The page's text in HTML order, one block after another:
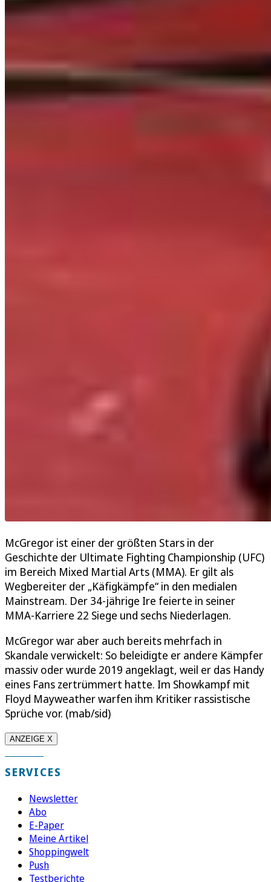
McGregor ist einer der größten Stars in der
Geschichte der Ultimate Fighting Championship (UFC)
im Bereich Mixed Martial Arts (MMA). Er gilt als
Wegbereiter der „Käfigkämpfe“ in den medialen
Mainstream. Der 34-jährige Ire feierte in seiner
MMA-Karriere 22 Siege und sechs Niederlagen.
McGregor war aber auch bereits mehrfach in
Skandale verwickelt: So beleidigte er andere Kämpfer
massiv oder wurde 2019 angeklagt, weil er das Handy
eines Fans zertrümmert hatte. Im Showkampf mit
Floyd Mayweather warfen ihm Kritiker rassistische
Sprüche vor. (mab/sid)
ANZEIGE X
SERVICES
Newsletter
Abo
E-Paper
Meine Artikel
Shoppingwelt
Push
Testberichte